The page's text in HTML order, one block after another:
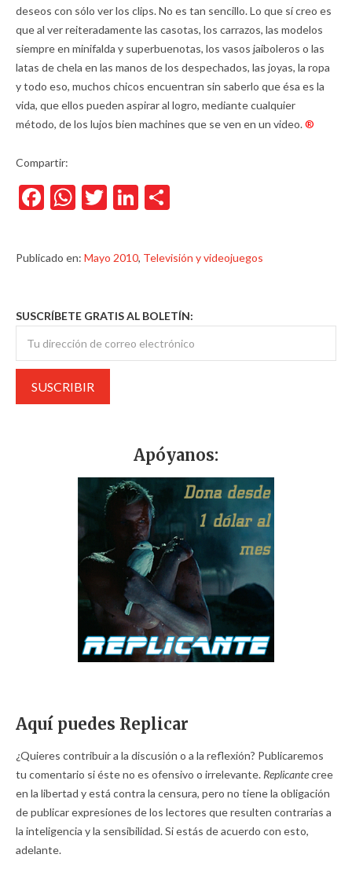
deseos con sólo ver los clips. No es tan sencillo. Lo que sí creo es
que al ver reiteradamente las casotas, los carrazos, las modelos
siempre en minifalda y superbuenotas, los vasos jaiboleros o las
latas de chela en las manos de los despechados, las joyas, la ropa
y todo eso, muchos chicos encuentran sin saberlo que ésa es la
vida, que ellos pueden aspirar al logro, mediante cualquier
método, de los lujos bien machines que se ven en un video.®
Compartir:
Facebook
WhatsApp
TwitterLinkedIn
Publicado en: Mayo 2010, Televisión y videojuegos
SUSCRÍBETE GRATIS AL BOLETÍN:
Apóyanos:
Aquí puedes Replicar
¿Quieres contribuir a la discusión o a la reflexión? Publicaremos
tu comentario si éste no es ofensivo o irrelevante. Replicantecree
en la libertad y está contra la censura, pero no tiene la obligación
de publicar expresiones de los lectores que resulten contrarias a
la inteligencia y la sensibilidad. Si estás de acuerdo con esto,
adelante.